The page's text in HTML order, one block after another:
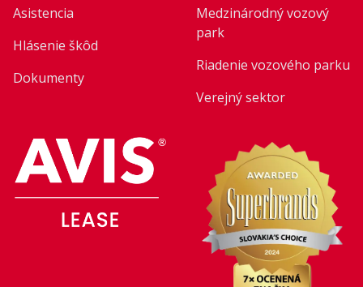
Asistencia
Hlásenie škôd
Dokumenty
Medzinárodný vozový
park
Riadenie vozového parku
Verejný sektor